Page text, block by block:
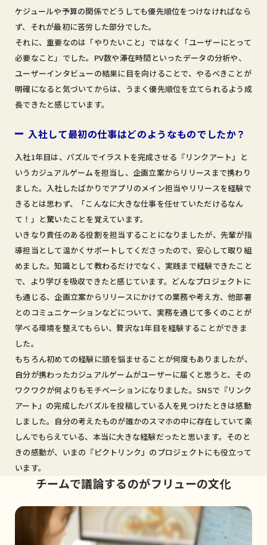
ケジュールや予算の関係でどうしても優先順位をつけなければなら
ず、それが最初に苦労した部分でした。
それに、重要なのは「やりたいこと」ではなく「ユーザーにとって
必要なこと」でした。PV数や滞在時間といったデータの分析や、
ユーザーインタビューの結果に目を向けることで、やるべきことが
明確になると気づいてからは、うまく優先順位を立てられるよう成
長できたと感じています。
入社して最初の仕事はどのようなものでしたか？
入社1年目は、パズルでイラストを完成させる『リンクアート』と
いうカジュアルゲームを担当し、企画立案からリリースまで携わり
ました。入社したばかりでアプリのメイン担当やリリースを経験で
きるとは思わず、「こんなに大きな仕事を任せていただけるなん
て！」と驚いたことを覚えています。
いきなり責任のある役割を担当することになりましたが、先輩が指
導担当として温かくサポートしてくださったので、安心して取り組
めました。知識として教わるだけでなく、実践まで経験できたこと
で、より学びを吸収できたと感じています。どんなプロジェクトに
も通じる、企画立案からリリースにかけての業務や考え方、他部署
とのコミュニケーションなどについて、実務を通じて多くのことが
学べる環境を整えてもらい、贅沢な1年目を経験することができま
した。
もちろん初めての経験に頭を悩ませることが何度もありましたが、
自分が携わったカジュアルゲームがユーザーに届くと思うと、その
ワクワクが何よりもモチベーションになりました。SNSで『リンク
アート』の完成したパズルを投稿している人を見つけたときは感動
しました。自分の考えたものが誰かのスマホの中に存在していて楽
しんでもらえている、本当に大きな経験だったと思います。そのと
きの感動が、いまの『ピクトリンク』のプロジェクトにも役立って
います。
チームで議論するのがフリューの文化